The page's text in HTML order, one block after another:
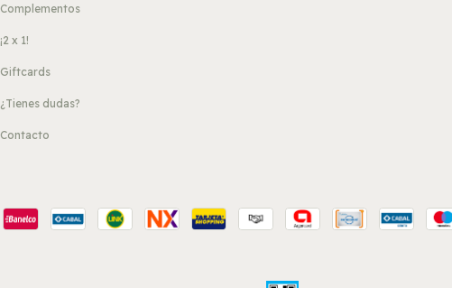
Complementos
¡2 x 1!
Giftcards
¿Tienes dudas?
Contacto